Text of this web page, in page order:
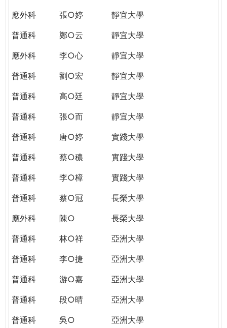
應外科
張○婷
靜宜大學
普通科
鄭○云
靜宜大學
應外科
李○心
靜宜大學
普通科
劉○宏
靜宜大學
普通科
高○廷
靜宜大學
普通科
張○而
靜宜大學
普通科
唐○婷
實踐大學
普通科
蔡○穠
實踐大學
普通科
李○樟
實踐大學
普通科
蔡○冠
長榮大學
應外科
陳○
長榮大學
普通科
林○祥
亞洲大學
普通科
李○捷
亞洲大學
普通科
游○嘉
亞洲大學
普通科
段○晴
亞洲大學
普通科
吳○ 亞洲大學